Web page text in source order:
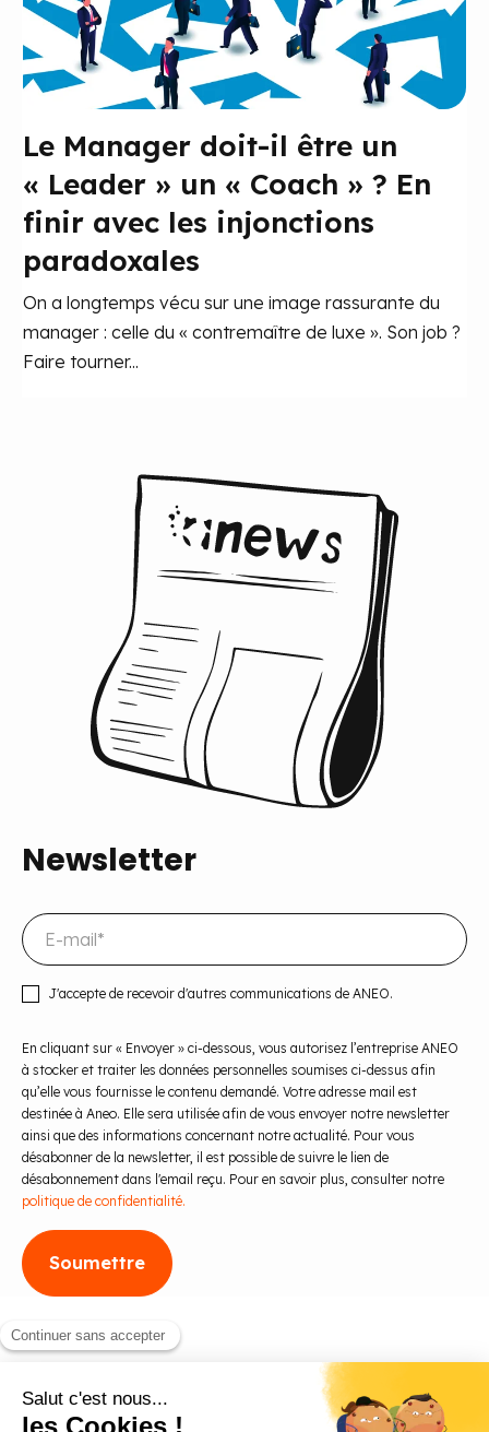
Le Manager doit-il être un
« Leader » un « Coach » ? En
finir avec les injonctions
paradoxales
On a longtemps vécu sur une image rassurante du
manager : celle du « contremaître de luxe ». Son job ?
Faire tourner...
Newsletter
J'accepte de recevoir d'autres communications de ANEO.
En cliquant sur « Envoyer » ci-dessous, vous autorisez l’entreprise ANEO
à stocker et traiter les données personnelles soumises ci-dessus afin
qu’elle vous fournisse le contenu demandé. Votre adresse mail est
destinée à Aneo. Elle sera utilisée afin de vous envoyer notre newsletter
ainsi que des informations concernant notre actualité. Pour vous
désabonner de la newsletter, il est possible de suivre le lien de
désabonnement dans l'email reçu. Pour en savoir plus, consulter notre
politique de confidentialité.